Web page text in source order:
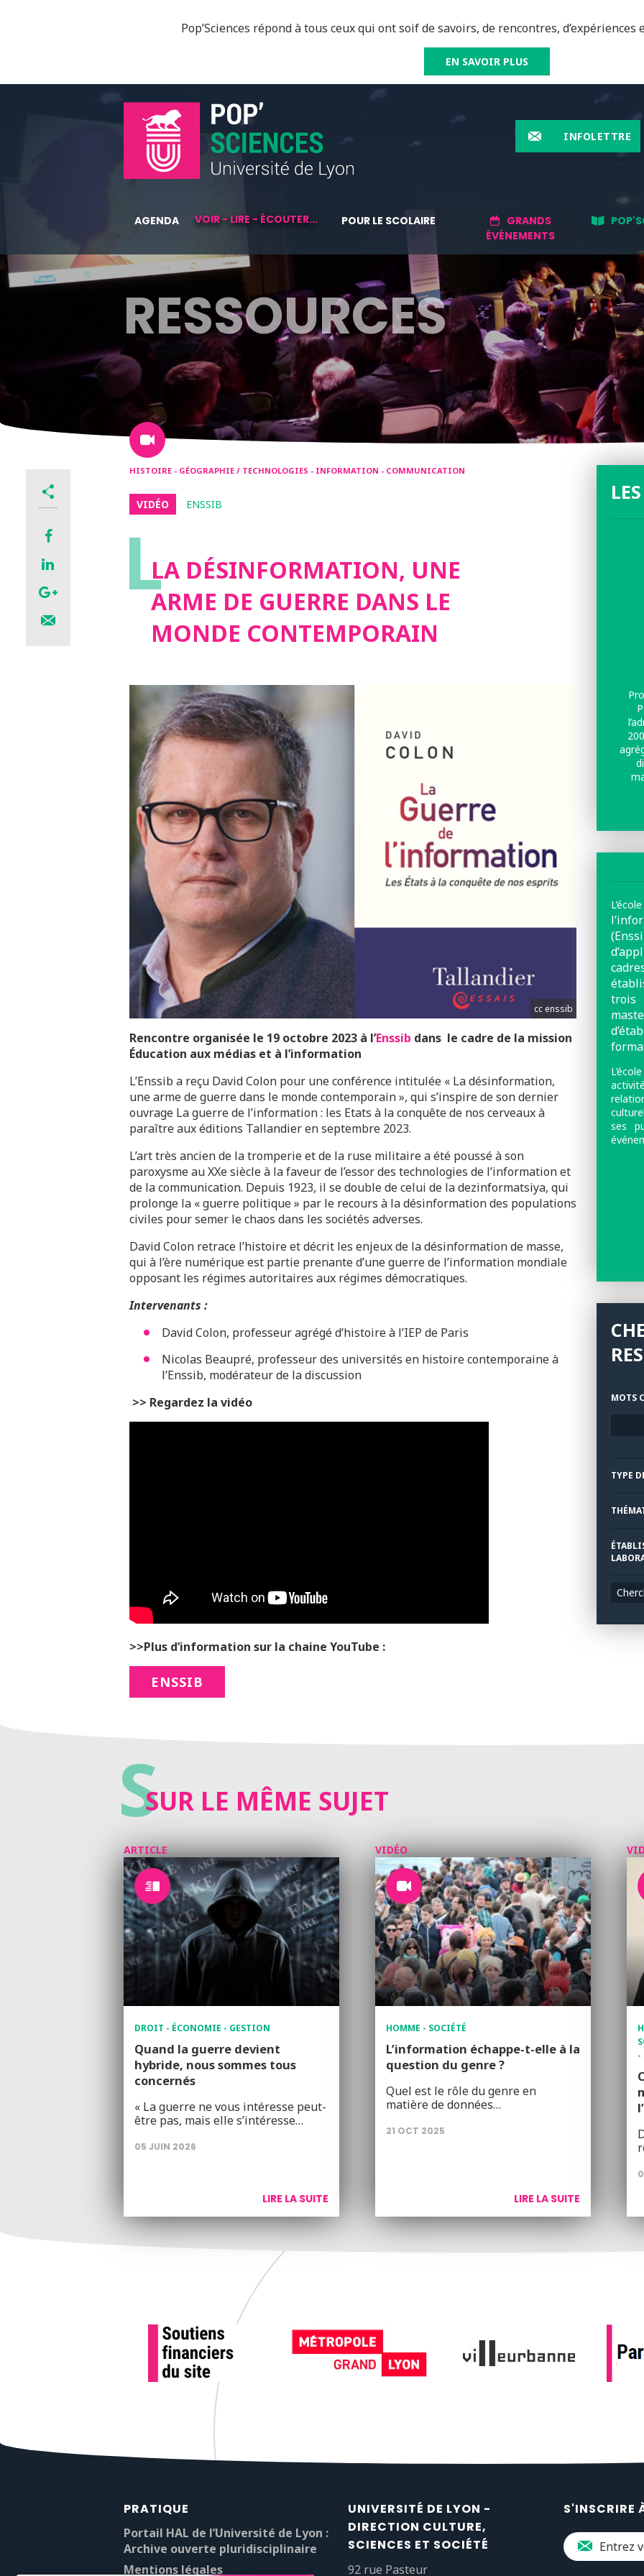
Pop’Sciences répond à tous ceux qui ont soif de savoirs, de rencontres, d’expériences
EN SAVOIR PLUS
INFOLETTRE
AGENDA VOIR - LIRE - ÉCOUTER... POUR LE SCOLAIRE
GRANDS
ÉVÉNEMENTS
RESSOURCES
HISTOIRE - GÉOGRAPHIE / TECHNOLOGIES - INFORMATION - COMMUNICATION
VIDÉO ENSSIB
LLA DÉSINFORMATION, UNE
ARME DE GUERRE DANS LE
MONDE CONTEMPORAIN
cc enssib
Rencontre organisée le 19 octobre 2023 à l’Enssib dans le cadre de la mission
Éducation aux médias et à l’information
L’Enssib a reçu David Colon pour une conférence intitulée « La désinformation,
une arme de guerre dans le monde contemporain », qui s’inspire de son dernier
ouvrage La guerre de l’information : les Etats à la conquête de nos cerveaux à
paraître aux éditions Tallandier en septembre 2023.
L’art très ancien de la tromperie et de la ruse militaire a été poussé à son
paroxysme au XXe siècle à la faveur de l’essor des technologies de l’information et
de la communication. Depuis 1923, il se double de celui de la dezinformatsiya, qui
prolonge la « guerre politique » par le recours à la désinformation des populations
civiles pour semer le chaos dans les sociétés adverses.
David Colon retrace l’histoire et décrit les enjeux de la désinformation de masse,
qui à l’ère numérique est partie prenante d’une guerre de l’information mondiale
opposant les régimes autoritaires aux régimes démocratiques.
Intervenants :
David Colon, professeur agrégé d’histoire à l’IEP de Paris
Nicolas Beaupré, professeur des universités en histoire contemporaine à
l’Enssib, modérateur de la discussion
>> Regardez la vidéo
>>Plus d’information sur la chaine YouTube :
ENSSIB
trois
ses
MOTS
TYPE
SSUR LE MÊME SUJET
ARTICLE
DROIT - ÉCONOMIE - GESTION
Quand la guerre devient
hybride, nous sommes tous
concernés
« La guerre ne vous intéresse peut-
être pas, mais elle s’intéresse…
05 JUIN 2026
LIRE LA SUITE
VIDÉO
HOMME - SOCIÉTÉ
L’information échappe-t-elle à la
question du genre ?
Quel est le rôle du genre en
matière de données…
21 OCT 2025
LIRE LA SUITE
-
PRATIQUE
Portail HAL de l’Université de Lyon :
Archive ouverte pluridisciplinaire
Mentions légales
UNIVERSITÉ DE LYON -
DIRECTION CULTURE,
SCIENCES ET SOCIÉTÉ
92 rue Pasteur
S'INSCRIRE